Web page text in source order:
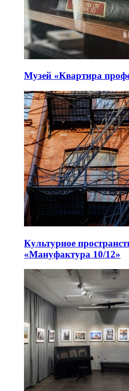
Музей «Квартира
Культурное
«Мануфактура 10/12»